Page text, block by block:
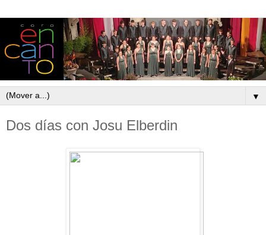
▼
Dos días con Josu Elberdin